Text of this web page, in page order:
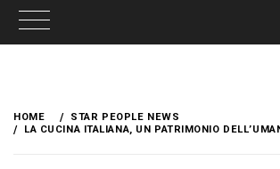
content
HOME
STAR PEOPLE NEWS
LA CUCINA ITALIANA, UN PATRIMONIO